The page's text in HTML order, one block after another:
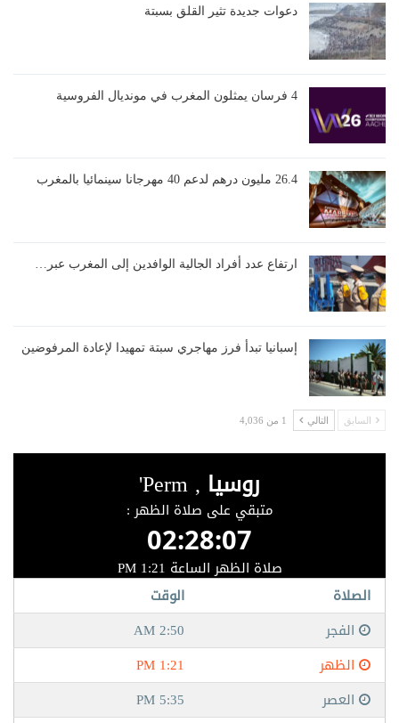
دعوات جديدة تثير القلق بسبتة
4 فرسان يمثلون المغرب في مونديال الفروسية
26.4 مليون درهم لدعم 40 مهرجانا سينمائيا بالمغرب
ارتفاع عدد أفراد الجالية الوافدين إلى المغرب عبر…
إسبانيا تبدأ فرز مهاجري سبتة تمهيدا لإعادة المرفوضين
السابق التالي 1 من 4,036